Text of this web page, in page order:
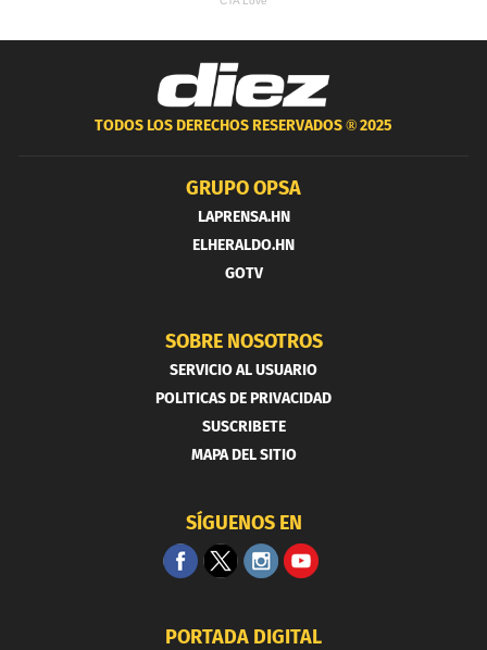
TODOS LOS DERECHOS RESERVADOS ®2025
GRUPO OPSA
LAPRENSA.HN
ELHERALDO.HN
GOTV
SOBRE NOSOTROS
SERVICIO AL USUARIO
POLITICAS DE PRIVACIDAD
SUSCRIBETE
MAPA DEL SITIO
SÍGUENOS EN
PORTADA DIGITAL